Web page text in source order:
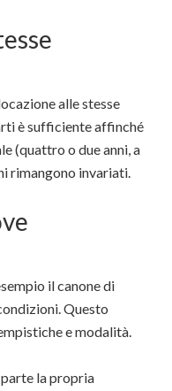
alle stesse
è sufficiente affinché
(quattro o due anni, a
rimangono invariati.
il canone di
Questo
e modalità.
parte la propria